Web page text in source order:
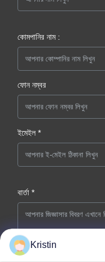
কোমপানির নাম :
ফোন নম্বর
ইমেইল *
বার্তা *
Kristin